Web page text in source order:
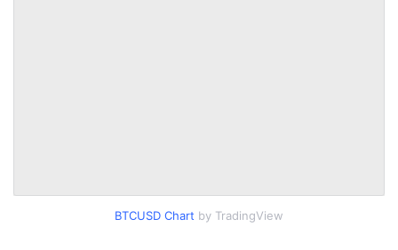
BTCUSD Chart by TradingView